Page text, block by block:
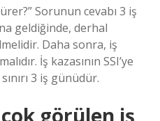
Sorunun cevabı 3 iş
geldiğinde, derhal
Daha sonra, iş
İş kazasının SSI’ye
3 iş günüdür.
görülen iş